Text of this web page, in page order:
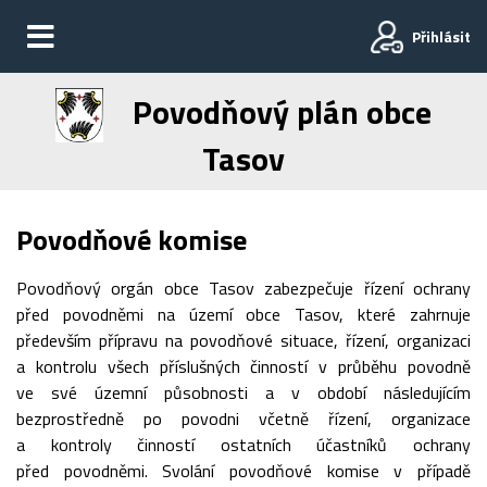
Přihlásit
Povodňový plán obce
Tasov
Povodňové komise
Povodňový orgán obce Tasov zabezpečuje řízení ochrany
před povodněmi na území obce Tasov, které zahrnuje
především přípravu na povodňové situace, řízení, organizaci
a kontrolu všech příslušných činností v průběhu povodně
ve své územní působnosti a v období následujícím
bezprostředně po povodni včetně řízení, organizace
a kontroly činností ostatních účastníků ochrany
před povodněmi. Svolání povodňové komise v případě